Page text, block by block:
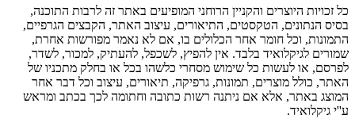
כל זכויות היוצרים והקניין הרוחני המופיעים באתר זה לרבות התוכנה,
בסיס הנתונים, הטקסטים, התיאורים, עיצוב האתר, הקבצים הגרפיים,
התמונות, וכל חומר אחר הכלולים בו, אם לא נאמר מפורשות אחרת,
שמורים לגיקלואיד בלבד. אין להפיץ, לשכפל, להעתיק, למכור, לשדר,
לפרסם, או לעשות כל שימוש מסחרי כלשהו בכל או בחלק מתכניו של
האתר, כולל מוצרים, תמונות, גרפיקה, תיאורים, עיצוב וכל דבר אחר
המוצג באתר, אלא אם ניתנה רשות כתובה וחתומה לכך בכתב ומראש
ע''י גיקלואיד.